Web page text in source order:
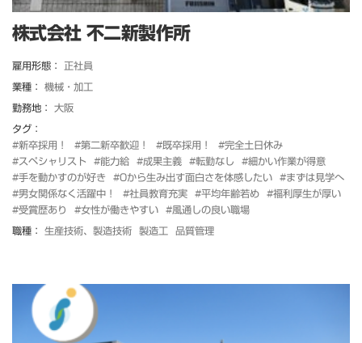
株式会社 不二新製作所
雇用形態： 正社員
業種： 機械・加工
勤務地： 大阪
タグ：
#新卒採用！
#第二新卒歓迎！ #既卒採用！
#完全土日休み
#スペシャリスト
#能力給 #成果主義 #転勤なし
#細かい作業が得意
#手を動かすのが好き
#0から生み出す面白さを体感したい
#まずは見学へ
#男女関係なく活躍中！
#社員教育充実 #平均年齢若め
#福利厚生が厚い
#受賞歴あり
#女性が働きやすい #風通しの良い職場
職種： 生産技術、製造技術 製造工 品質管理